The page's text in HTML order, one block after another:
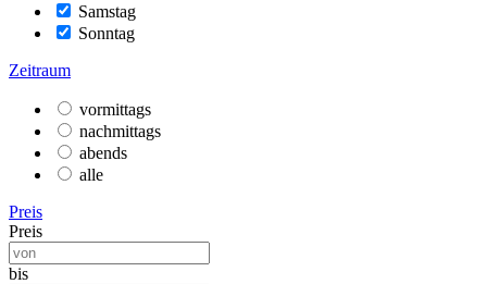
Samstag
Sonntag
Zeitraum
vormittags
nachmittags
abends
alle
Preis
Preis
bis